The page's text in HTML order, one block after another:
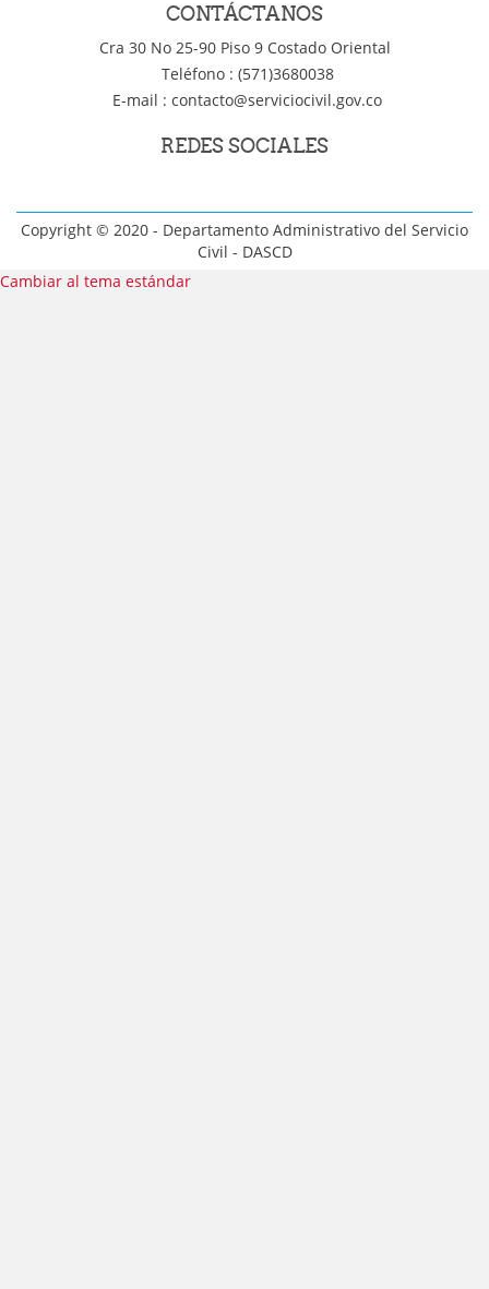
CONTÁCTANOS
Cra 30 No 25-90 Piso 9 Costado Oriental
Teléfono : (571)3680038
E-mail : contacto@serviciocivil.gov.co
REDES SOCIALES
Copyright © 2020 - Departamento Administrativo del Servicio
Civil - DASCD
Cambiar al tema estándar